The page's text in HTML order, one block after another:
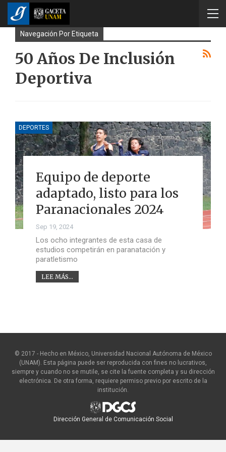
Navegación Por Etiqueta
50 Años De Inclusión
Deportiva
DEPORTES
Equipo de deporte
adaptado, listo para los
Paranacionales 2024
Sep 19, 2024
Los ocho integrantes de esta casa de
estudios competirán en paranatación y
paratletismo
LEE MÁS...
© 2017 - Hecho en México, Universidad Nacional Autónoma de México
(UNAM). Esta página puede ser reproducida con fines no lucrativos,
siempre y cuando no se mutile, se cite la fuente completa y su dirección
electrónica. De otra forma, requiere permiso previo por escrito de la
institución.
Dirección General de Comunicación Social